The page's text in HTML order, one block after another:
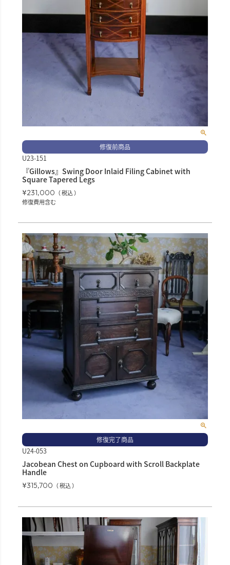
修復前商品
U23-151
『Gillows』Swing Door Inlaid Filing Cabinet with
Square Tapered Legs
¥231,000
税込
修復費用含む
修復完了商品
U24-053
Jacobean Chest on Cupboard with Scroll Backplate
Handle
¥315,700 税込